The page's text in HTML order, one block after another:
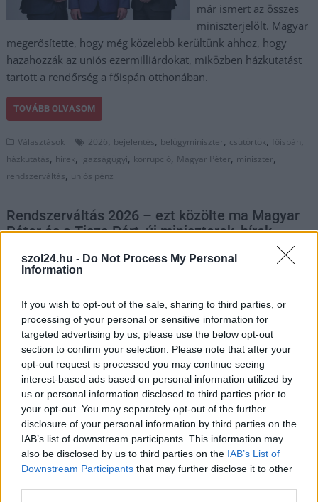
szol24.hu - Do Not Process My Personal
Information
If you wish to opt-out of the sale, sharing to third parties, or
processing of your personal or sensitive information for
targeted advertising by us, please use the below opt-out
section to confirm your selection. Please note that after your
opt-out request is processed you may continue seeing
interest-based ads based on personal information utilized by
us or personal information disclosed to third parties prior to
your opt-out. You may separately opt-out of the further
disclosure of your personal information by third parties on the
IAB’s list of downstream participants. This information may
also be disclosed by us to third parties on the IAB’s List of
Downstream Participants that may further disclose it to other
már ismert az összes
miniszterjelölt. Magyar
megerősítette, hogy még közelebb kerültünk ahhoz, hogy
hazahozzák az uniós ezermilliárdokat, miközben házkutatást
tartott a rendőrség a főispán otthonában.
TOVÁBB OLVASOM
Választások 2026, bejelentés, belügyminiszter, csütörtök, főispán,
házkutatás, hírek, igazságügyi, korrupció, Magyar Péter, miniszter,
rendszerváltás, uniós pénz
Rendszerváltás 2026 – ezt közölte ma Magyar
Péter és a Tisza Párt, új miniszterek, hírek
2026.04.28.
felpörgött a
rendszerváltó
gőzhenger. Magyar
Péter már csak két
miniszterét nem
jelentette be a
tizenhatból, a Fidesznél
lemondott Orbán Viktor, de nem fogadták el. Közben
beindultak az eddig látványosan álldogáló állami
fogaskerekek, itt egy nyomozás, ott egy számlazárolás,